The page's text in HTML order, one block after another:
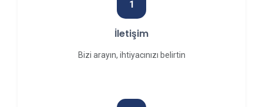
1
İletişim
Bizi arayın, ihtiyacınızı belirtin